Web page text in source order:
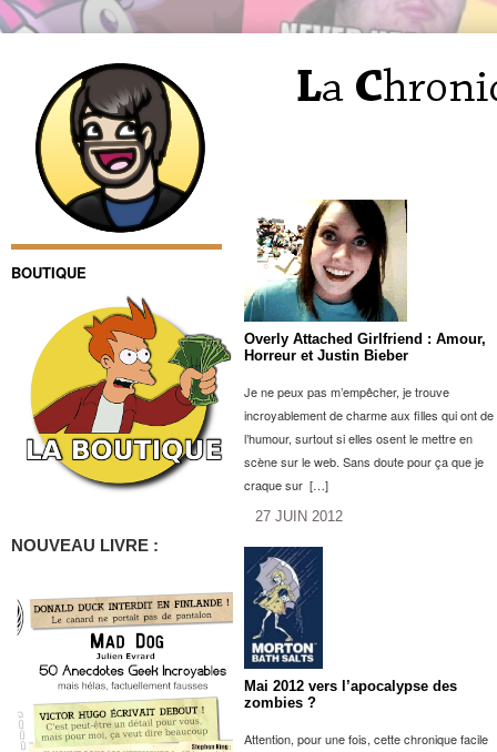
BOUTIQUE
NOUVEAU LIVRE :
Overly Attached Girlfriend : Amour,
Horreur et Justin Bieber
Je ne peux pas m’empêcher, je trouve
incroyablement de charme aux filles qui ont de
l’humour, surtout si elles osent le mettre en
scène sur le web. Sans doute pour ça que je
craque sur […]
27 JUIN 2012
Mai 2012 vers l’apocalypse des
zombies ?
Attention, pour une fois, cette chronique facile